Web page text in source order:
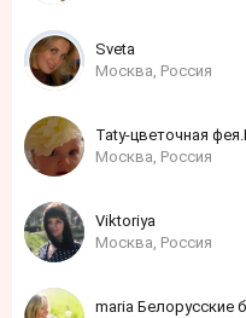
Sveta
Москва, Россия
Москва, Россия
Viktoriya
Москва, Россия
maria Белорусские